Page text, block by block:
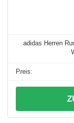
adidas Herren